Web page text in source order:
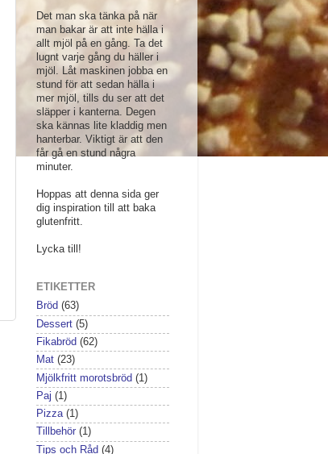
Det man ska tänka på när
man bakar är att inte hälla i
allt mjöl på en gång. Ta det
lugnt varje gång du häller i
mjöl. Låt maskinen jobba en
stund för att sedan hälla i
mer mjöl, tills du ser att det
släpper i kanterna. Degen
ska kännas lite kladdig men
hanterbar. Viktigt är att den
får gå en stund några
minuter.
Hoppas att denna sida ger
dig inspiration till att baka
glutenfritt.
Lycka till!
ETIKETTER
Bröd (63)
Dessert (5)
Fikabröd (62)
Mat (23)
Mjölkfritt morotsbröd (1)
Paj (1)
Pizza (1)
Tillbehör (1)
Tips och Råd (4)